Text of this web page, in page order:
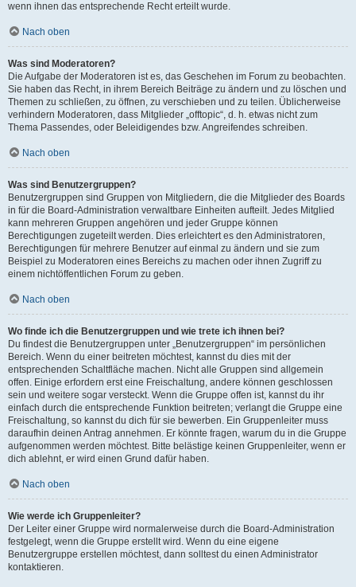
wenn ihnen das entsprechende Recht erteilt wurde.
Nach oben
Was sind Moderatoren?
Die Aufgabe der Moderatoren ist es, das Geschehen im Forum zu beobachten.
Sie haben das Recht, in ihrem Bereich Beiträge zu ändern und zu löschen und
Themen zu schließen, zu öffnen, zu verschieben und zu teilen. Üblicherweise
verhindern Moderatoren, dass Mitglieder „offtopic“, d. h. etwas nicht zum
Thema Passendes, oder Beleidigendes bzw. Angreifendes schreiben.
Nach oben
Was sind Benutzergruppen?
Benutzergruppen sind Gruppen von Mitgliedern, die die Mitglieder des Boards
in für die Board-Administration verwaltbare Einheiten aufteilt. Jedes Mitglied
kann mehreren Gruppen angehören und jeder Gruppe können
Berechtigungen zugeteilt werden. Dies erleichtert es den Administratoren,
Berechtigungen für mehrere Benutzer auf einmal zu ändern und sie zum
Beispiel zu Moderatoren eines Bereichs zu machen oder ihnen Zugriff zu
einem nichtöffentlichen Forum zu geben.
Nach oben
Wo finde ich die Benutzergruppen und wie trete ich ihnen bei?
Du findest die Benutzergruppen unter „Benutzergruppen“ im persönlichen
Bereich. Wenn du einer beitreten möchtest, kannst du dies mit der
entsprechenden Schaltfläche machen. Nicht alle Gruppen sind allgemein
offen. Einige erfordern erst eine Freischaltung, andere können geschlossen
sein und weitere sogar versteckt. Wenn die Gruppe offen ist, kannst du ihr
einfach durch die entsprechende Funktion beitreten; verlangt die Gruppe eine
Freischaltung, so kannst du dich für sie bewerben. Ein Gruppenleiter muss
daraufhin deinen Antrag annehmen. Er könnte fragen, warum du in die Gruppe
aufgenommen werden möchtest. Bitte belästige keinen Gruppenleiter, wenn er
dich ablehnt, er wird einen Grund dafür haben.
Nach oben
Wie werde ich Gruppenleiter?
Der Leiter einer Gruppe wird normalerweise durch die Board-Administration
festgelegt, wenn die Gruppe erstellt wird. Wenn du eine eigene
Benutzergruppe erstellen möchtest, dann solltest du einen Administrator
kontaktieren.